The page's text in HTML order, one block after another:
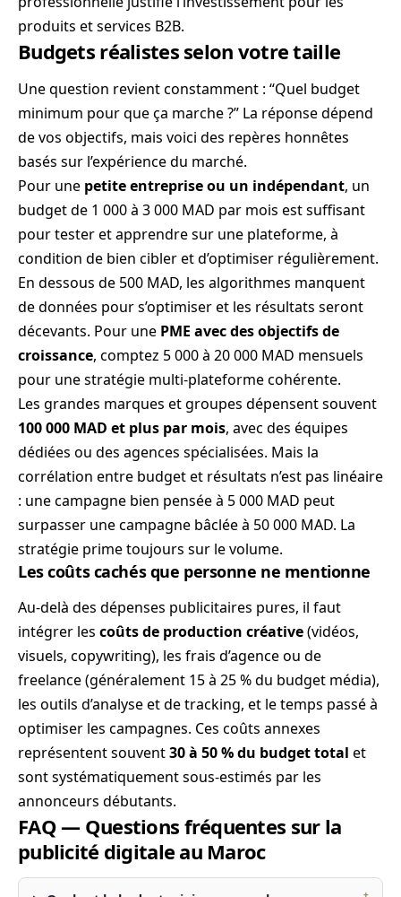
produits et services B2B.
Budgets réalistes selon votre taille
Une question revient constamment : “Quel budget
minimum pour que ça marche ?” La réponse dépend
de vos objectifs, mais voici des repères honnêtes
basés sur l’expérience du marché.
Pour une petite entreprise ou un indépendant, un
budget de 1 000 à 3 000 MAD par mois est suffisant
pour tester et apprendre sur une plateforme, à
condition de bien cibler et d’optimiser régulièrement.
En dessous de 500 MAD, les algorithmes manquent
de données pour s’optimiser et les résultats seront
décevants. Pour une PME avec des objectifs de
croissance, comptez 5 000 à 20 000 MAD mensuels
pour une stratégie multi-plateforme cohérente.
Les grandes marques et groupes dépensent souvent
100 000 MAD et plus par mois, avec des équipes
dédiées ou des agences spécialisées. Mais la
corrélation entre budget et résultats n’est pas linéaire
: une campagne bien pensée à 5 000 MAD peut
surpasser une campagne bâclée à 50 000 MAD. La
stratégie prime toujours sur le volume.
Les coûts cachés que personne ne mentionne
Au-delà des dépenses publicitaires pures, il faut
intégrer les coûts de production créative(vidéos,
visuels, copywriting), les frais d’agence ou de
freelance (généralement 15 à 25 % du budget média),
les outils d’analyse et de tracking, et le temps passé à
optimiser les campagnes. Ces coûts annexes
représentent souvent30 à 50 % du budget total et
sont systématiquement sous-estimés par les
annonceurs débutants.
FAQ — Questions fréquentes sur la
publicité digitale au Maroc